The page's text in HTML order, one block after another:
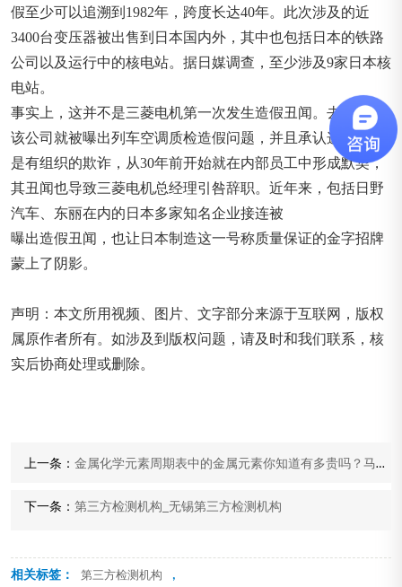
假至少可以追溯到1982年，跨度长达40年。此次涉及的近
3400台变压器被出售到日本国内外，其中也包括日本的铁路
公司以及运行中的核电站。据日媒调查，至少涉及9家日本核
电站。
事实上，这并不是三菱电机第一次发生造假丑闻。去年6月，
该公司就被曝出列车空调质检造假问题，并且承认这一行为
是有组织的欺诈，从30年前开始就在内部员工中形成默契，
其丑闻也导致三菱电机总经理引咎辞职。近年来，包括日野
汽车、东丽在内的日本多家知名企业接连被
曝出造假丑闻，也让日本制造这一号称质量保证的金字招牌
蒙上了阴影。
声明：本文所用视频、图片、文字部分来源于互联网，版权
属原作者所有。如涉及到版权问题，请及时和我们联系，核
实后协商处理或删除。
上一条： 金属化学元素周期表中的金属元素你知道有多贵吗？马斯克都不敢想
下一条： 第三方检测机构_无锡第三方检测机构
相关标签： 第三方检测机构 ,